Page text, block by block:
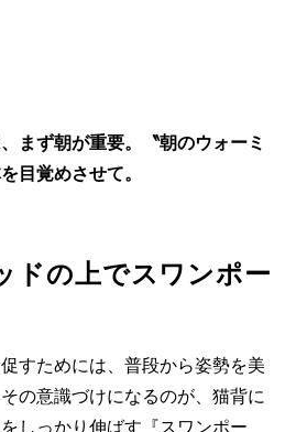
まず朝が重要。〝朝のウォーミ
目覚めさせて。
ドの上でスワンポー
すためには、普段から姿勢を美
の意識づけになるのが、猫背に
しっかり伸ばす『スワンポー